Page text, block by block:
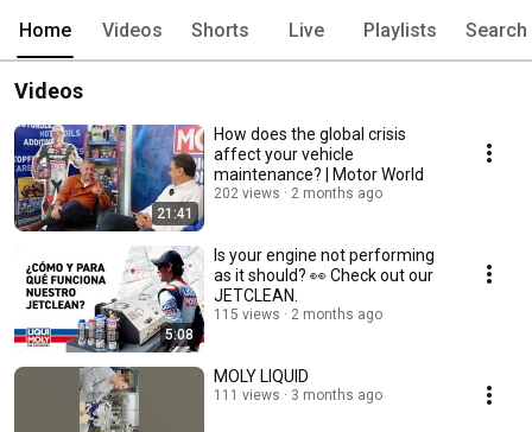
Home Videos Shorts Live Playlists Search
Videos
21:41
How does the global crisis
affect your vehicle
maintenance? | Motor World
202 views 2 months ago
5:08
Is your engine not performing
as it should? 👀 Check out our
JETCLEAN.
115 views 2 months ago
MOLY LIQUID
111 views 3 months ago